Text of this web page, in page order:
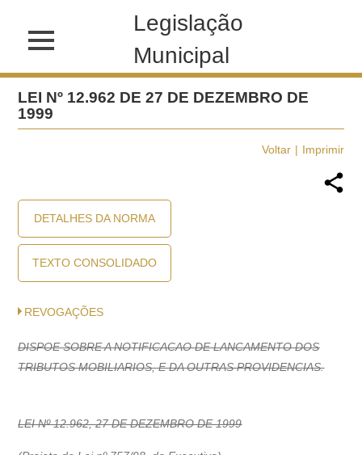
Legislação
Municipal
LEI Nº 12.962 DE 27 DE DEZEMBRO DE
1999
Voltar Imprimir
DETALHES DA NORMA
TEXTO CONSOLIDADO
REVOGAÇÕES
DISPOE SOBRE A NOTIFICACAO DE LANCAMENTO DOS
TRIBUTOS MOBILIARIOS, E DA OUTRAS PROVIDENCIAS.
LEI Nº 12.962, 27 DE DEZEMBRO DE 1999